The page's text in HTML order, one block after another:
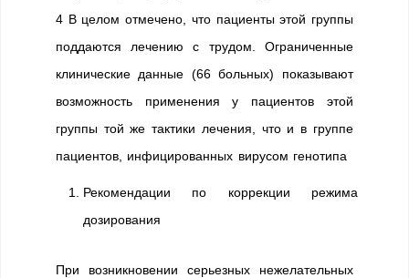
4 В целом отмечено, что пациенты этой группы
поддаются лечению с трудом. Ограниченные
клинические данные (66 больных) показывают
возможность применения у пациентов этой
группы той же тактики лечения, что и в группе
пациентов, инфицированных вирусом генотипа
Рекомендации по коррекции режима
дозирования
При возникновении серьезных нежелательных